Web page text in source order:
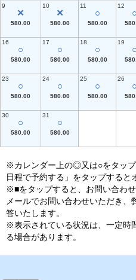
9
✕
580.00
10
✕
580.00
11
○
580.00
12
○
16
○
580.00
17
○
580.00
18
○
580.00
19
○
23
○
580.00
24
○
580.00
25
○
580.00
26
○
30
○
580.00
31
○
580.00
※カレンダー上の◎又は○をタッ
日程で予約する」をタップすると
※■をタップすると、お問い合わ
メールでお問い合わせいただき
答いたします。
※表示されている状況は、一定時
る場合があります。